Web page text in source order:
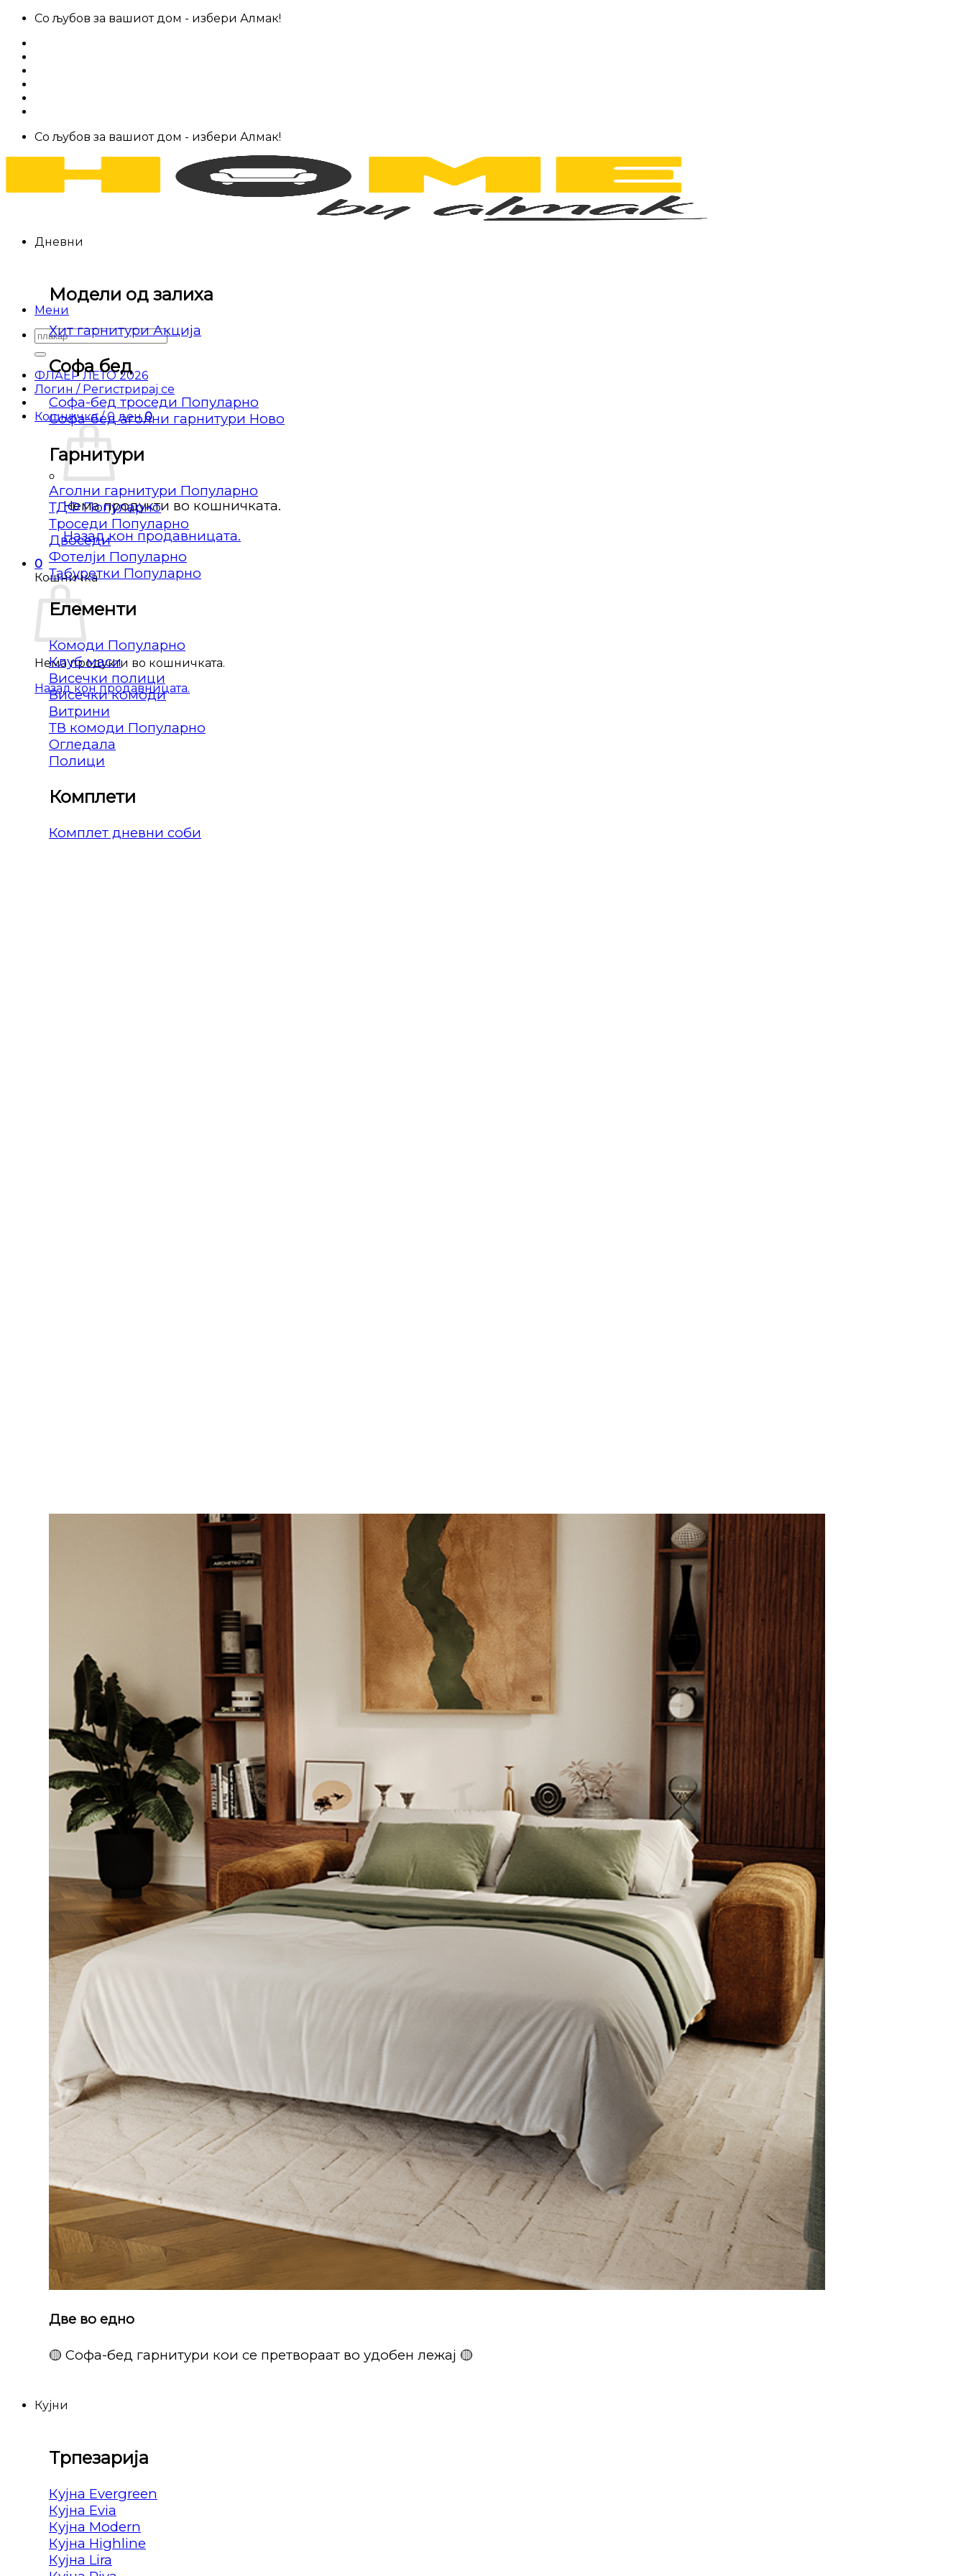
Skip
content
Со љубов за вашиот дом - избери Алмак!
Со љубов за вашиот дом - избери Алмак!
Мени
Барај
за:
ФЛАЕР ЛЕТО 2026
Логин / Регистрирај се
Кошничка /0 ден 0
Нема продукти во кошничката.
Назад кон продавницата.
0
Кошничка
Нема продукти во кошничката.
Назад кон продавницата.
Дневни
Модели од залиха
Хит гарнитури
Софа бед
Софа-бед троседи
Софа-бед аголни гарнитури
Гарнитури
Аголни гарнитури
ТДФ
Троседи
Двоседи
Фотелји
Табуретки
Елементи
Комоди
Клуб маси
Висечки полици
Висечки комоди
Витрини
ТВ комоди
Огледала
Полици
Комплети
Комплет дневни соби
Две во едно
🟡 Софа-бед гарнитури кои се претвораат во удобен лежај 🟡
Кујни
Трпезарија
Кујна Evergreen
Кујна Evia
Кујна Modern
Кујна Highline
Кујна Lira